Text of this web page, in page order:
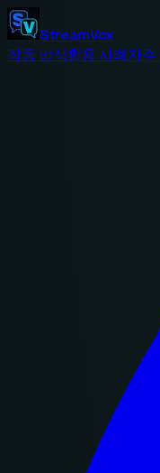
StreamVox
작동 방식활용 사례자주